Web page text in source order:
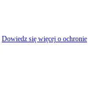
Dowiedz się więcej o ochronie